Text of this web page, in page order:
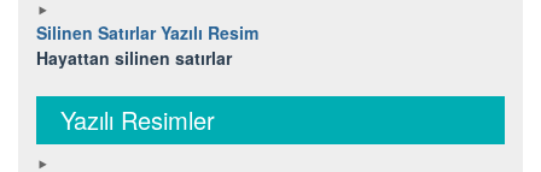
Silinen Satırlar Yazılı Resim
Hayattan silinen satırlar
Yazılı Resimler